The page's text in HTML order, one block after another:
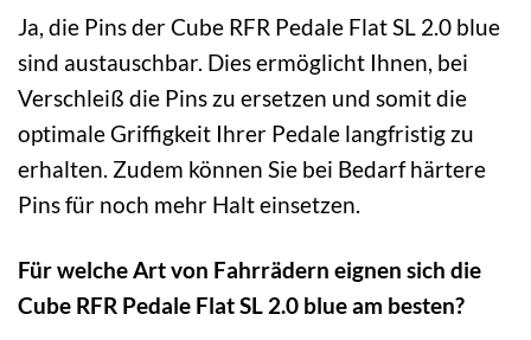
Ja, die Pins der Cube RFR Pedale Flat SL 2.0 blue
sind austauschbar. Dies ermöglicht Ihnen, bei
Verschleiß die Pins zu ersetzen und somit die
optimale Griffigkeit Ihrer Pedale langfristig zu
erhalten. Zudem können Sie bei Bedarf härtere
Pins für noch mehr Halt einsetzen.
Für welche Art von Fahrrädern eignen sich die
Cube RFR Pedale Flat SL 2.0 blue am besten?